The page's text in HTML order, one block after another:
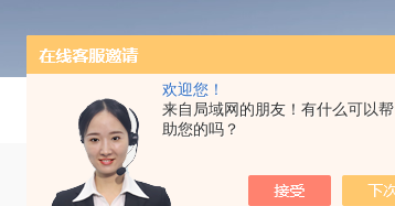
欢迎您！
来自局域网的朋友！有什么可以帮
助您的吗？
当前位置：首页